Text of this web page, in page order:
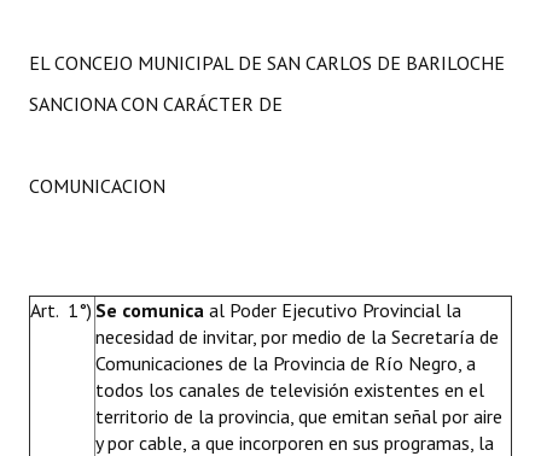
EL CONCEJO MUNICIPAL DE SAN CARLOS DE BARILOCHE
SANCIONA CON CARÁCTER DE
COMUNICACION
Art. 1°) Se comunica al Poder Ejecutivo Provincial la
necesidad de invitar, por medio de la Secretaría de
Comunicaciones de la Provincia de Río Negro, a
todos los canales de televisión existentes en el
territorio de la provincia, que emitan señal por aire
y por cable, a que incorporen en sus programas, la